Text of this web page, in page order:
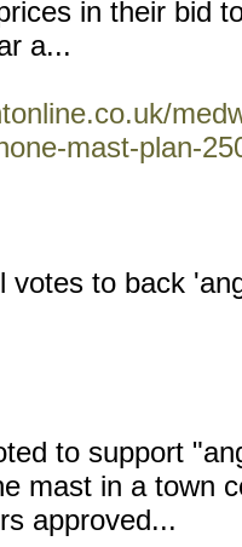
in their bid
a...
mast-plan-
votes to back
to support
mast in a town
approved...